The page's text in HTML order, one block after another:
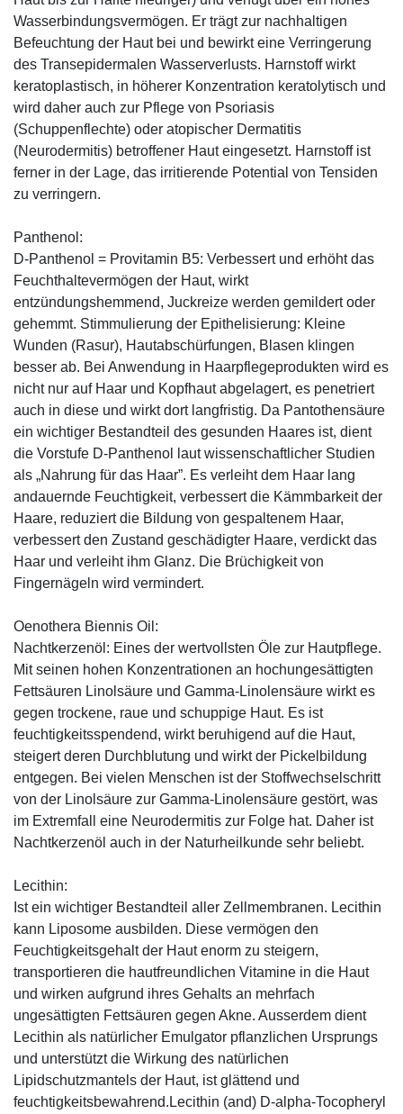
Wasserbindungsvermögen. Er trägt zur nachhaltigen
Befeuchtung der Haut bei und bewirkt eine Verringerung
des Transepidermalen Wasserverlusts. Harnstoff wirkt
keratoplastisch, in höherer Konzentration keratolytisch und
wird daher auch zur Pflege von Psoriasis
(Schuppenflechte) oder atopischer Dermatitis
(Neurodermitis) betroffener Haut eingesetzt. Harnstoff ist
ferner in der Lage, das irritierende Potential von Tensiden
zu verringern.
Panthenol:
D-Panthenol = Provitamin B5: Verbessert und erhöht das
Feuchthaltevermögen der Haut, wirkt
entzündungshemmend, Juckreize werden gemildert oder
gehemmt. Stimmulierung der Epithelisierung: Kleine
Wunden (Rasur), Hautabschürfungen, Blasen klingen
besser ab. Bei Anwendung in Haarpflegeprodukten wird es
nicht nur auf Haar und Kopfhaut abgelagert, es penetriert
auch in diese und wirkt dort langfristig. Da Pantothensäure
ein wichtiger Bestandteil des gesunden Haares ist, dient
die Vorstufe D-Panthenol laut wissenschaftlicher Studien
als „Nahrung für das Haar”. Es verleiht dem Haar lang
andauernde Feuchtigkeit, verbessert die Kämmbarkeit der
Haare, reduziert die Bildung von gespaltenem Haar,
verbessert den Zustand geschädigter Haare, verdickt das
Haar und verleiht ihm Glanz. Die Brüchigkeit von
Fingernägeln wird vermindert.
Oenothera Biennis Oil:
Nachtkerzenöl: Eines der wertvollsten Öle zur Hautpflege.
Mit seinen hohen Konzentrationen an hochungesättigten
Fettsäuren Linolsäure und Gamma-Linolensäure wirkt es
gegen trockene, raue und schuppige Haut. Es ist
feuchtigkeitsspendend, wirkt beruhigend auf die Haut,
steigert deren Durchblutung und wirkt der Pickelbildung
entgegen. Bei vielen Menschen ist der Stoffwechselschritt
von der Linolsäure zur Gamma-Linolensäure gestört, was
im Extremfall eine Neurodermitis zur Folge hat. Daher ist
Nachtkerzenöl auch in der Naturheilkunde sehr beliebt.
Lecithin:
Ist ein wichtiger Bestandteil aller Zellmembranen. Lecithin
kann Liposome ausbilden. Diese vermögen den
Feuchtigkeitsgehalt der Haut enorm zu steigern,
transportieren die hautfreundlichen Vitamine in die Haut
und wirken aufgrund ihres Gehalts an mehrfach
ungesättigten Fettsäuren gegen Akne. Ausserdem dient
Lecithin als natürlicher Emulgator pflanzlichen Ursprungs
und unterstützt die Wirkung des natürlichen
Lipidschutzmantels der Haut, ist glättend und
feuchtigkeitsbewahrend.Lecithin (and) D-alpha-Tocopheryl